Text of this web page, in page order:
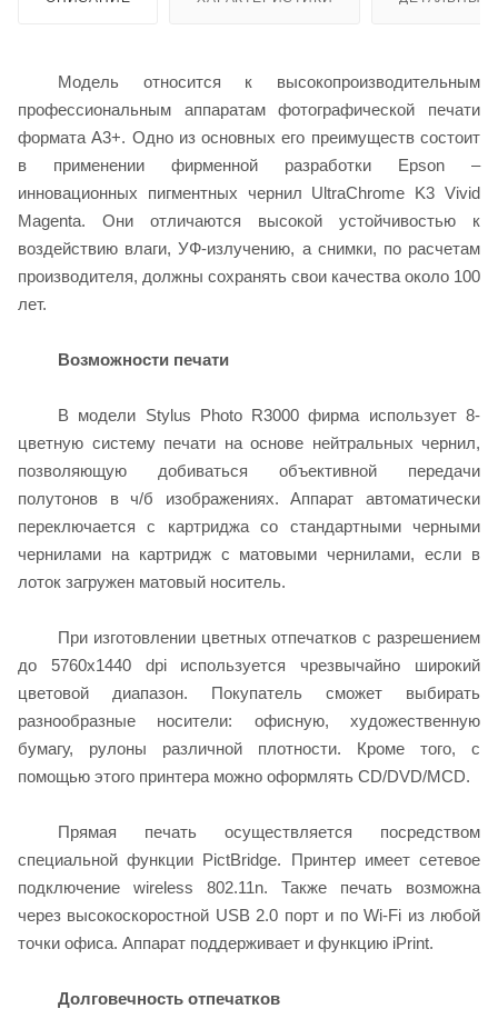
Модель относится к высокопроизводительным
профессиональным аппаратам фотографической печати
формата А3+. Одно из основных его преимуществ состоит
в применении фирменной разработки Epson –
инновационных пигментных чернил UltraChrome K3 Vivid
Magenta. Они отличаются высокой устойчивостью к
воздействию влаги, УФ-излучению, а снимки, по расчетам
производителя, должны сохранять свои качества около 100
лет.
Возможности печати
В модели Stylus Photo R3000 фирма использует 8-
цветную систему печати на основе нейтральных чернил,
позволяющую добиваться объективной передачи
полутонов в ч/б изображениях. Аппарат автоматически
переключается с картриджа со стандартными черными
чернилами на картридж с матовыми чернилами, если в
лоток загружен матовый носитель.
При изготовлении цветных отпечатков с разрешением
до 5760х1440 dpi используется чрезвычайно широкий
цветовой диапазон. Покупатель сможет выбирать
разнообразные носители: офисную, художественную
бумагу, рулоны различной плотности. Кроме того, с
помощью этого принтера можно оформлять CD/DVD/MCD.
Прямая печать осуществляется посредством
специальной функции PictBridge. Принтер имеет сетевое
подключение wireless 802.11n. Также печать возможна
через высокоскоростной USB 2.0 порт и по Wi-Fi из любой
точки офиса. Аппарат поддерживает и функцию iPrint.
Долговечность отпечатков